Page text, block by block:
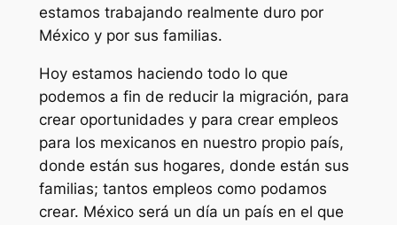
estamos trabajando realmente duro por
México y por sus familias.
Hoy estamos haciendo todo lo que
podemos a fin de reducir la migración, para
crear oportunidades y para crear empleos
para los mexicanos en nuestro propio país,
donde están sus hogares, donde están sus
familias; tantos empleos como podamos
crear. México será un día un país en el que